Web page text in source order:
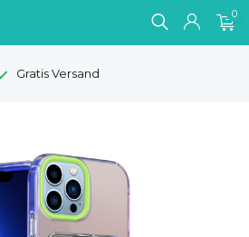
0
Gratis Versand